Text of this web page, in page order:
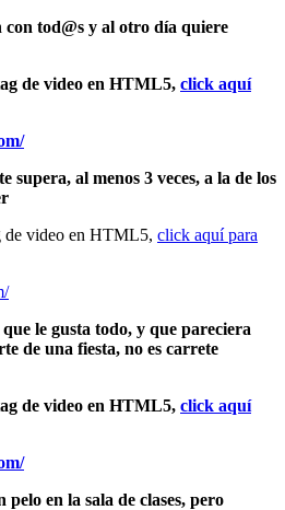
con tod@s y al otro día quiere
de video en HTML5, click aquí
supera, al menos 3 veces, a la de los
de video en HTML5, click aquí para
le gusta todo, y que pareciera
de una fiesta, no es carrete
de video en HTML5, click aquí
pelo en la sala de clases, pero